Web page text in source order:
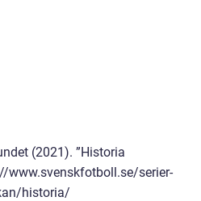
(2021). ”Historia
www.svenskfotboll.se/serier-
historia/